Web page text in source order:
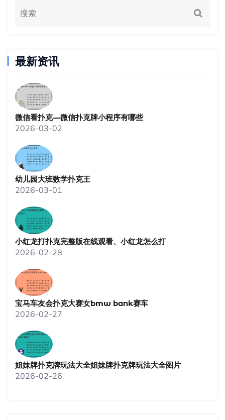
最新资讯
微信看扑克—微信扑克牌小程序有哪些
2026-03-02
幼儿园大班数学扑克王
2026-03-01
小红龙打扑克完整版在线观看、小红龙怎么打
2026-02-28
宝马车友会扑克大赛女bmw bank赛车
2026-02-27
姐妹牌扑克牌玩法大全姐妹牌扑克牌玩法大全图片
2026-02-26